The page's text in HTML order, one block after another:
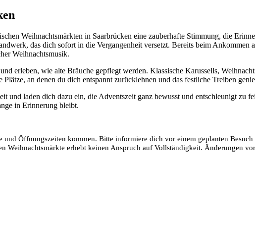
Weihnachtsmärkten in Saarbrücken eine zauberhafte Stimmung, die
das dich sofort in die Vergangenheit versetzt. Bereits beim Ankommen
Weihnachtsmusik.
erleben, wie alte Bräuche gepflegt werden. Klassische Karussells,
an denen du dich entspannt zurücklehnen und das festliche Treiben
laden dich dazu ein, die Adventszeit ganz bewusst und entschleunigt zu
in Erinnerung bleibt.
Öffnungszeiten kommen. Bitte informiere dich vor einem geplanten
Weihnachtsmärkte erhebt keinen Anspruch auf Vollständigkeit. Änderungen